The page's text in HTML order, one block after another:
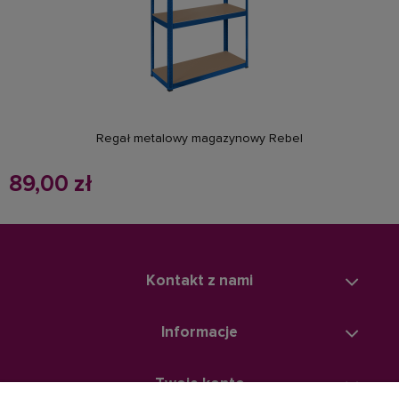
Regał metalowy magazynowy Rebel
89,00 zł
Kontakt z nami
Informacje
Twoje konto